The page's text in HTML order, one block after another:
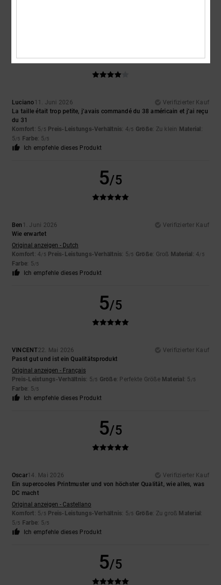
4/5
Luciano11. Juni 2026
Verifizierter Kauf
La taille était trop petite, j’avais commandé du 38 américain et j’ai reçu
du 31
Komfort: 5/5 Preis-Leistungs-Verhältnis: 4/5 Größe: Zu klein Material :
5/5 Farbe: 5/5
Ich empfehle dieses Produkt
5/5
Ben 1. Juni 2026
Verifizierter Kauf
Wie erwartet
Original anzeigen - Dutch
Komfort: 4/5 Preis-Leistungs-Verhältnis: 5/5 Größe: Groß Material : 4/5
Farbe: 5/5
Ich empfehle dieses Produkt
5/5
VINCENT22. Mai 2026
Verifizierter Kauf
Passt gut und ist ein Qualitätsprodukt
Original anzeigen - Français
Preis-Leistungs-Verhältnis: 5/5 Größe: Perfekte Größe Material : 5 /5
Farbe: 5/5
Ich empfehle dieses Produkt
5/5
Oscar14. Mai 2026
Verifizierter Kauf
Ein supercooles Printmuster und von höchster Qualität, wie alles, was
DC macht
Original anzeigen - Castellano
Komfort: 5/5 Preis-Leistungs-Verhältnis: 5/5 Größe: Zu groß Material :
5/5 Farbe: 5/5
Ich empfehle dieses Produkt
5/5